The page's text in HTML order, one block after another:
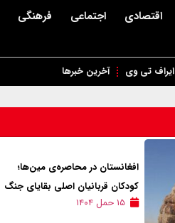
اقتصادی اجتماعی فرهنگی
ایراف تی وی آخرین خبرها
افغانستان در محاصره‌ی مین‌ها؛
کودکان قربانیان اصلی بقایای جنگ
۱۵ حمل ۱۴۰۴